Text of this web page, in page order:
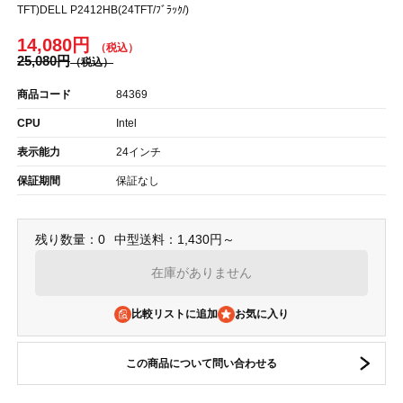
TFT)DELL P2412HB(24TFT/ﾌﾞﾗｯｸ/)
14,080円
25,080円
商品コード 84369
CPU Intel
表示能力 24インチ
保証期間 保証なし
残り数量：0 中型送料：1,430円～
在庫がありません
比較リストに追加
この商品について問い合わせる